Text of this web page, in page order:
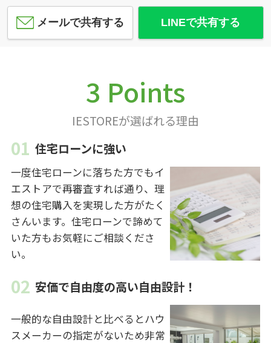
メールで共有する LINEで共有する
3 Points
IESTOREが選ばれる理由
住宅ローンに強い
一度住宅ローンに落ちた方でもイ
エストアで再審査すれば通り、理
想の住宅購入を実現した方がたく
さんいます。住宅ローンで諦めて
いた方もお気軽にご相談くださ
い。
安価で自由度の高い自由設計！
一般的な自由設計と比べるとハウ
スメーカーの指定がないため非常